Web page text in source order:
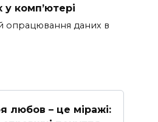
комп’ютері
опрацювання даних в
любов – це міражі: